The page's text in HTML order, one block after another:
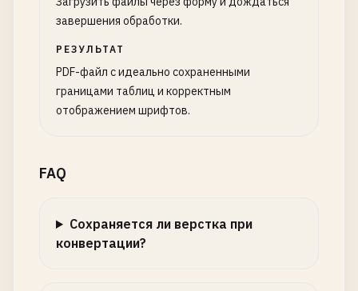
завершения обработки.
РЕЗУЛЬТАТ
PDF-файл с идеально сохраненными
границами таблиц и корректным
отображением шрифтов.
FAQ
Сохраняется ли верстка при
конвертации?